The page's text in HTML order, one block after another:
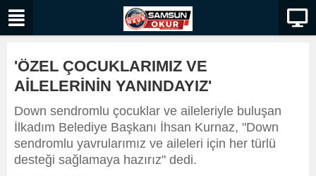
'ÖZEL ÇOCUKLARIMIZ VE
AİLELERİNİN YANINDAYIZ'
Down sendromlu çocuklar ve aileleriyle buluşan
İlkadım Belediye Başkanı İhsan Kurnaz, "Down
sendromlu yavrularımız ve aileleri için her türlü
desteği sağlamaya hazırız" dedi.